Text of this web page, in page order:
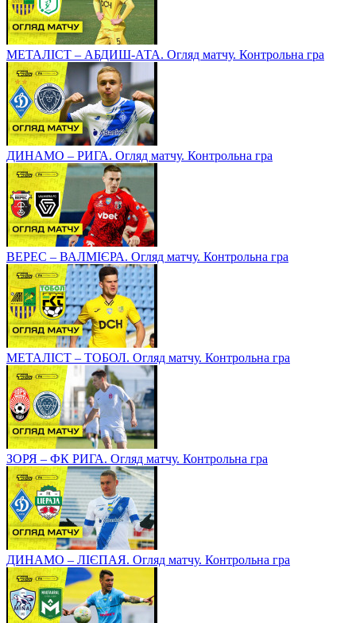
МЕТАЛІСТ – АБДИШ-АТА. Огляд матчу. Контрольна гра
ДИНАМО – РИГА. Огляд матчу. Контрольна гра
ВЕРЕС – ВАЛМІЄРА. Огляд матчу. Контрольна гра
МЕТАЛІСТ – ТОБОЛ. Огляд матчу. Контрольна гра
ЗОРЯ – ФК РИГА. Огляд матчу. Контрольна гра
ДИНАМО – ЛІЄПАЯ. Огляд матчу. Контрольна гра